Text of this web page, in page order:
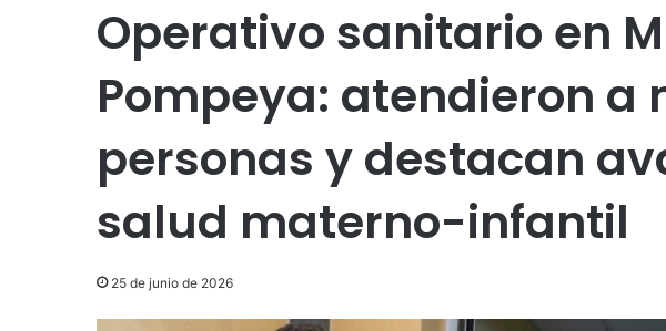
Operativo sanitario en
Pompeya: atendieron a
personas y destacan
salud materno-infantil
25 de junio de 2026